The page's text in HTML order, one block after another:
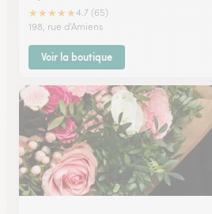
★★★★★4.7 (65)
198, rue d'Amiens
Voir la boutique